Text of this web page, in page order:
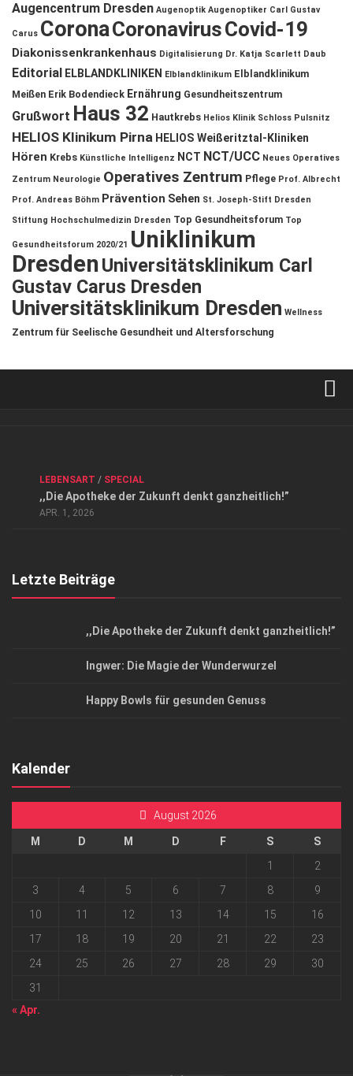
Augencentrum Dresden Augenoptik Augenoptiker Carl Gustav
Carus CoronaCoronavirusCovid-19
Diakonissenkrankenhaus Digitalisierung Dr. Katja Scarlett Daub
Editorial ELBLANDKLINIKEN Elblandklinikum Elblandklinikum
Meißen Erik Bodendieck Ernährung Gesundheitszentrum
Grußwort Haus 32 Hautkrebs Helios Klinik Schloss Pulsnitz
HELIOS Klinikum Pirna HELIOS Weißeritztal-Kliniken
Hören Krebs Künstliche Intelligenz NCT NCT/UCC Neues Operatives
Zentrum Neurologie Operatives Zentrum Pflege Prof. Albrecht
Prof. Andreas Böhm Prävention Sehen St. Joseph-Stift Dresden
Stiftung Hochschulmedizin Dresden Top Gesundheitsforum Top
Gesundheitsforum 2020/21 Uniklinikum
DresdenUniversitätsklinikum Carl
Gustav Carus Dresden
Universitätsklinikum Dresden Wellness
Zentrum für Seelische Gesundheit und Altersforschung
Datenschutzerklärung
Top Magazin Dresden / Ostsachsen
LEBENSART / SPECIAL
,,Die Apotheke der Zukunft denkt ganzheitlich!”
APR. 1, 2026
Letzte Beiträge
,,Die Apotheke der Zukunft denkt ganzheitlich!”
Ingwer: Die Magie der Wunderwurzel
Happy Bowls für gesunden Genuss
Kalender
August 2026
M D M D F S
S
1
2
3
4 5 6 7 8
9
10
11 12 13 14 15
16
17
18 19 20 21 22
23
24
25 26 27 28 29
30
31
« Apr.